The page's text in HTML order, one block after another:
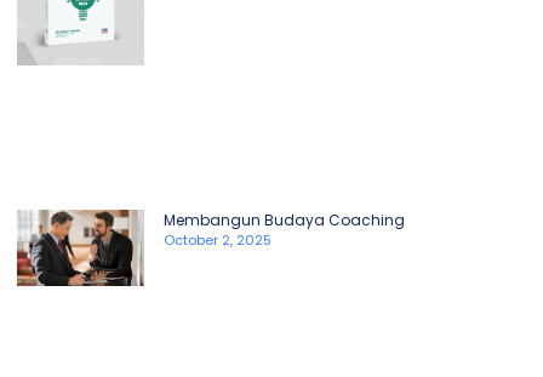
Membangun Budaya Coaching
October 2, 2025